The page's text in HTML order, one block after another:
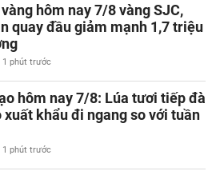
hôm nay 7/8 vàng SJC,
quay đầu giảm mạnh 1,7 triệu
1 phút trước
hôm nay 7/8: Lúa tươi tiếp đà
xuất khẩu đi ngang so với tuần
1 phút trước